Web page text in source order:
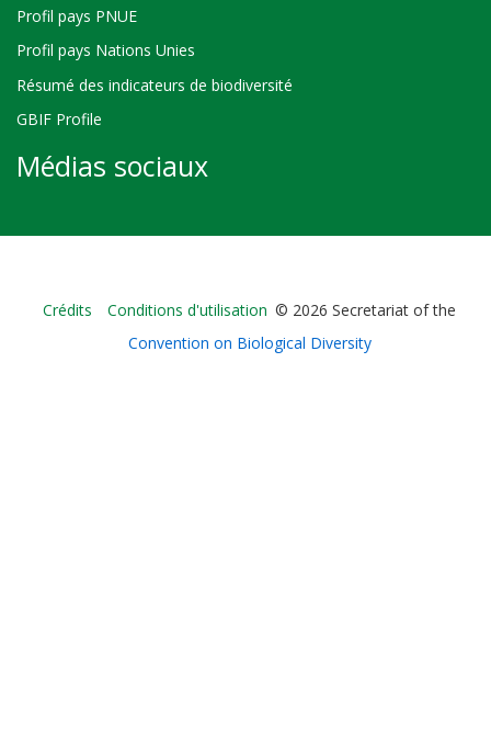
Profil pays PNUE
Profil pays Nations Unies
Résumé des indicateurs de biodiversité
GBIF Profile
Médias sociaux
Bioland
-
Crédits Conditions d'utilisation © 2026 Secretariat of the
Convention on Biological Diversity